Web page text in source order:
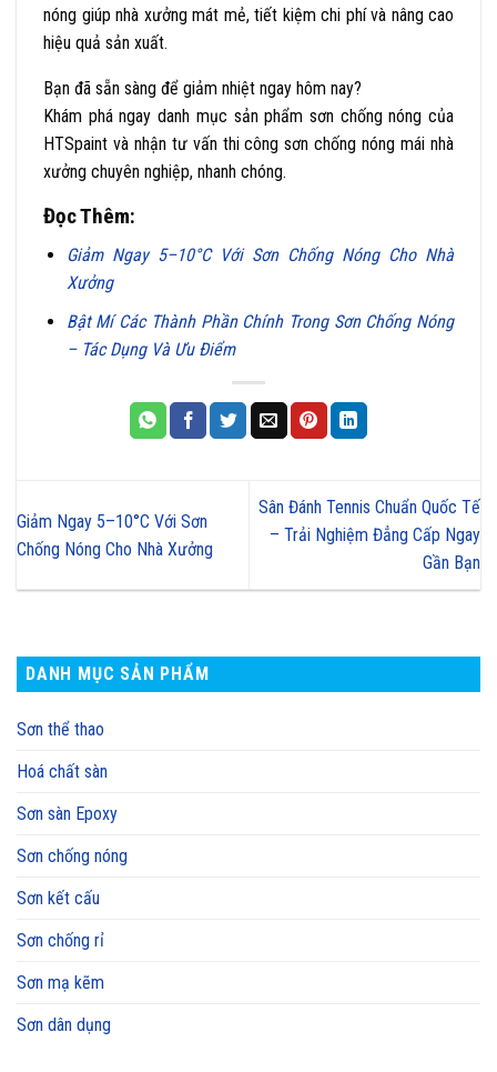
nóng giúp nhà xưởng mát mẻ, tiết kiệm chi phí và nâng cao
hiệu quả sản xuất.
Bạn đã sẵn sàng để giảm nhiệt ngay hôm nay?
Khám phá ngay danh mục sản phẩm sơn chống nóng của
HTSpaint và nhận tư vấn thi công sơn chống nóng mái nhà
xưởng chuyên nghiệp, nhanh chóng.
Đọc Thêm:
Giảm Ngay 5–10°C Với Sơn Chống Nóng Cho Nhà
Xưởng
Bật Mí Các Thành Phần Chính Trong Sơn Chống Nóng
– Tác Dụng Và Ưu Điểm
Giảm Ngay 5–10°C Với Sơn
Chống Nóng Cho Nhà Xưởng
Sân Đánh Tennis Chuẩn Quốc Tế
– Trải Nghiệm Đẳng Cấp Ngay
Gần Bạn
DANH MỤC SẢN PHẨM
Sơn thể thao
Hoá chất sàn
Sơn sàn Epoxy
Sơn chống nóng
Sơn kết cấu
Sơn chống rỉ
Sơn mạ kẽm
Sơn dân dụng